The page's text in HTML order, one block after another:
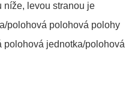
níže, levou stranou je
polohová polohová polohy
polohová jednotka/polohová